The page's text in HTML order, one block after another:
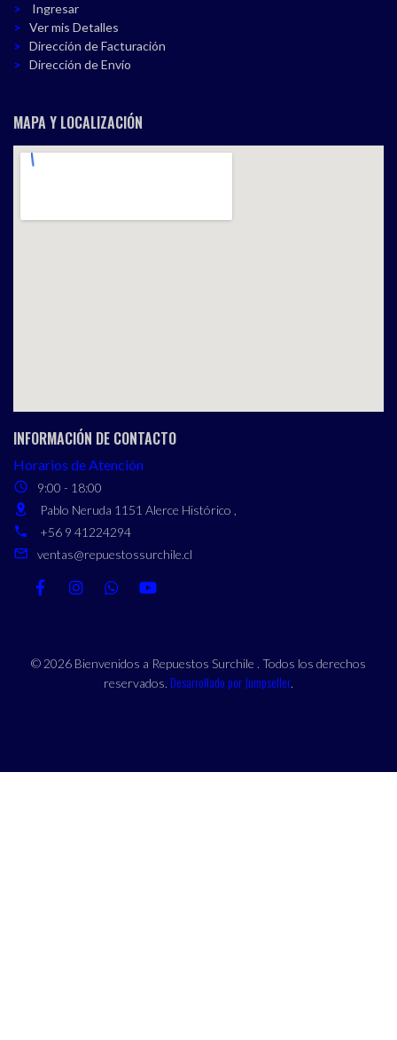
Ingresar
Ver mis Detalles
Dirección de Facturación
Dirección de Envío
MAPA Y LOCALIZACIÓN
INFORMACIÓN DE CONTACTO
Horarios de Atención
9:00 - 18:00
Pablo Neruda 1151 Alerce Histórico ,
+56 9 41224294
ventas@repuestossurchile.cl
© 2026 Bienvenidos a Repuestos Surchile . Todos los derechos
reservados. Desarrollado por Jumpseller.